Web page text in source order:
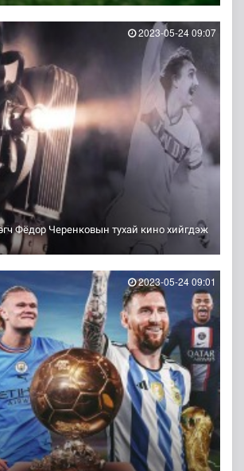
Фёдор Черенковын тухай кино хийгдэж
2023-05-24 09:07
2023-05-24 09:01